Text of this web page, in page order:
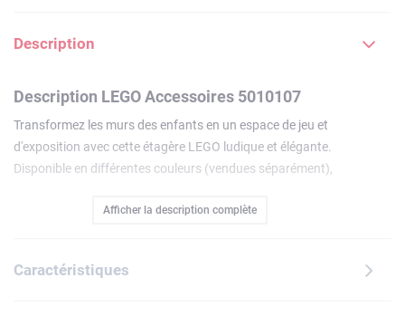
Description
Description LEGO Accessoires 5010107
Transformez les murs des enfants en un espace de jeu et
d'exposition avec cette étagère LEGO ludique et élégante.
Disponible en différentes couleurs (vendues séparément),
ludique intègre 3 plaques de base pour fixer les créations
Utilisez-la seule ou combinée avec d'autres étagères LEGO
Afficher la description complète
Caractéristiques